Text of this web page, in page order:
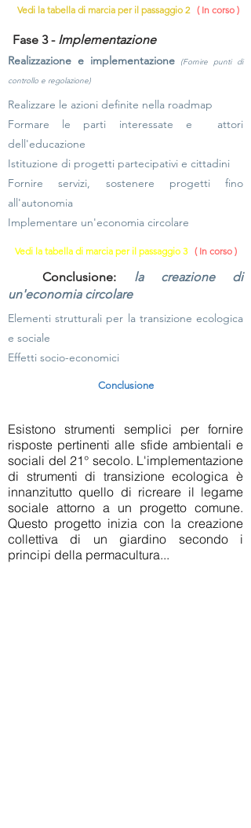
Vedi la tabella di marcia per il passaggio 2 ( In corso )
Fase 3 - Implementazione
Realizzazione e implementazione
(Fornire punti di
controllo e regolazione)
Realizzare le azioni definite nella roadmap
Formare le parti interessate e
attori
dell'educazione
Istituzione di progetti partecipativi e cittadini
Fornire servizi, sostenere progetti fino
all'autonomia
Implementare un'economia circolare
Vedi la tabella di marcia per il passaggio 3 ( In corso )
Conclusione:
la creazione di
un'economia circolare
Elementi strutturali per la transizione ecologica
e sociale
Effetti socio-economici
Conclusione
Esistono strumenti semplici per fornire
risposte pertinenti alle sfide ambientali e
sociali del 21° secolo. L'implementazione
di strumenti di transizione ecologica è
innanzitutto quello di ricreare il legame
sociale attorno a un progetto comune.
Questo progetto inizia con la creazione
collettiva di un giardino secondo i
principi della permacultura...